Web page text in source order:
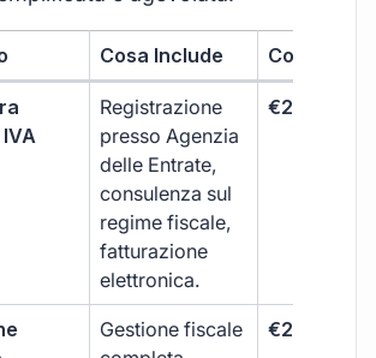
Cosa Include Costo
Registrazione
presso Agenzia
delle Entrate,
consulenza sul
regime fiscale,
fatturazione
elettronica.
€264 +
Gestione fiscale
€264 +